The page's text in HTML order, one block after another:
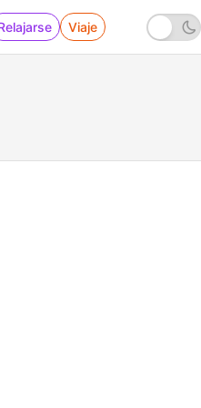
Viaje